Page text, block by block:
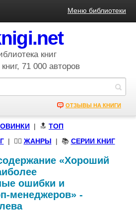
Меню библиотеки
книг
71 000 авторов
ОТЗЫВЫ НА КНИГИ
| 🔝 ТОП
| 🧝‍♀️ ЖАНРЫ | 📚 СЕРИИ КНИГ
«Хороший
ошибки и
менеджеров» -